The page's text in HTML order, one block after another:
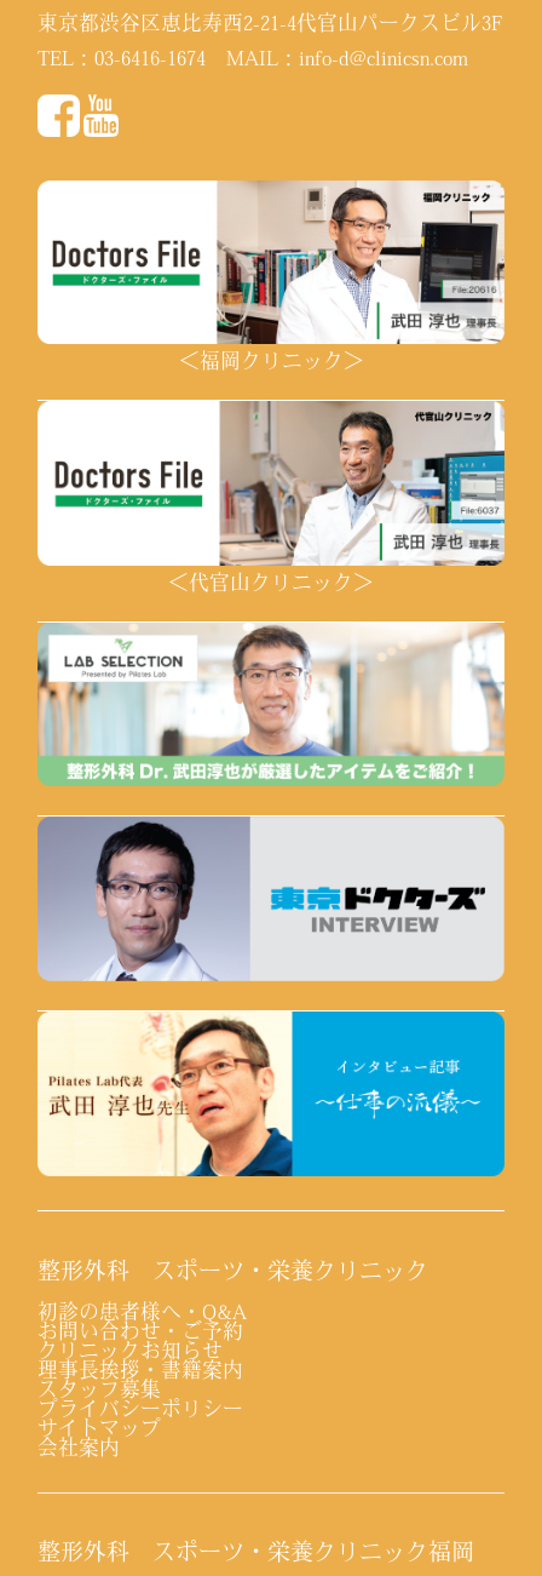
東京都渋谷区恵比寿西2-21-4代官山パークスビル3F
TEL：03-6416-1674 MAIL：info-d@clinicsn.com
＜福岡クリニック＞
＜代官山クリニック＞
整形外科 スポーツ・栄養クリニック
初診の患者様へ・Q&A
お問い合わせ・ご予約
クリニックお知らせ
理事長挨拶・書籍案内
スタッフ募集
プライバシーポリシー
サイトマップ
会社案内
整形外科 スポーツ・栄養クリニック福岡